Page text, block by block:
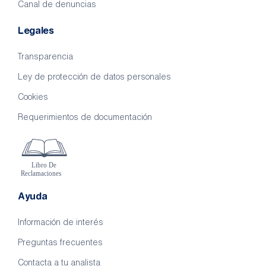
Canal de denuncias
Legales
Transparencia
Ley de protección de datos personales
Cookies
Requerimientos de documentación
Ayuda
Información de interés
Preguntas frecuentes
Contacta a tu analista